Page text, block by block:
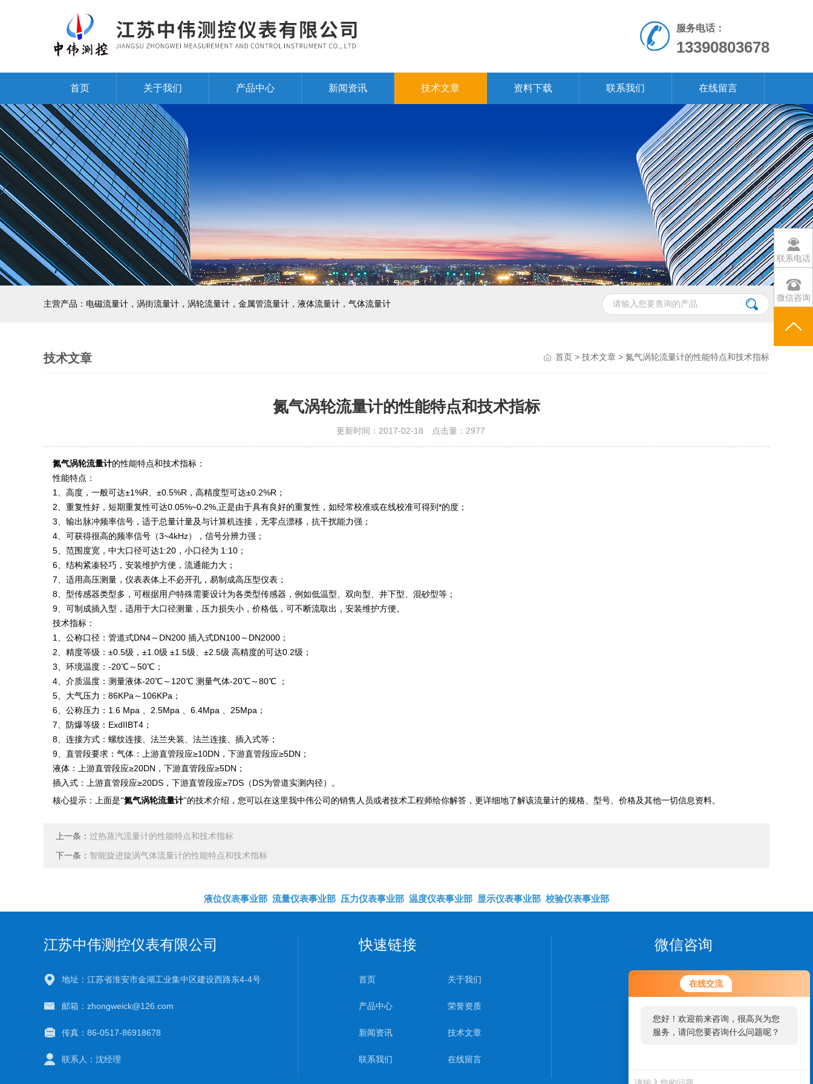
在线交流
您好！欢迎前来咨询，很高兴为您
服务，请问您要咨询什么问题呢？
服务电话：
13390803678
首页 关于我们 产品中心 新闻资讯 技术文章 资料下载 联系我们 在线留言
主营产品：电磁流量计，涡街流量计，涡轮流量计，金属管流量计，液体流量计，气体流量计
技术文章 首页 > 技术文章 > 氮气涡轮流量计的性能特点和技术指标
氮气涡轮流量计的性能特点和技术指标
更新时间：2017-02-18 点击量： 2977
氮气涡轮流量计的性能特点和技术指标 ：
性能特点：
1、高度，一般可达±1%R、±0.5%R，高精度型可达±0.2%R；
2、重复性好，短期重复性可达0.05%~0.2%,正是由于具有良好的重复性，如经常校准或在线校准可得到*的度；
3、输出脉冲频率信号，适于总量计量及与计算机连接，无零点漂移，抗干扰能力强；
4、可获得很高的频率信号（3~4kHz），信号分辨力强；
5、范围度宽，中大口径可达1:20，小口径为 1:10；
6、结构紧凑轻巧，安装维护方便，流通能力大；
7、适用高压测量，仪表表体上不必开孔，易制成高压型仪表；
8、型传感器类型多，可根据用户特殊需要设计为各类型传感器，例如低温型、双向型、井下型、混砂型等；
9、可制成插入型，适用于大口径测量，压力损失小，价格低，可不断流取出，安装维护方便。
技术指标：
1、公称口径：管道式DN4～DN200 插入式DN100～DN2000；
2、精度等级：±0.5级，±1.0级 ±1.5级、±2.5级 高精度的可达0.2级；
3、环境温度：-20℃～50℃；
4、介质温度：测量液体-20℃～120℃ 测量气体-20℃～80℃ ；
5、大气压力：86KPa～106KPa；
6、公称压力：1.6 Mpa 、2.5Mpa 、6.4Mpa 、25Mpa；
7、防爆等级：ExdIIBT4；
8、连接方式：螺纹连接、法兰夹装、法兰连接、插入式等；
9、直管段要求：气体：上游直管段应≥10DN，下游直管段应≥5DN；
液体：上游直管段应≥20DN，下游直管段应≥5DN；
插入式：上游直管段应≥20DS，下游直管段应≥7DS（DS为管道实测内径）。
核心提示：上面是“氮气涡轮流量计"的技术介绍，您可以在这里我中伟公司的销售人员或者技术工程师给你解答，更详细地了解该流量计的规格、型号、价格及其他一切信息资料。
上一条： 过热蒸汽流量计的性能特点和技术指标
下一条： 智能旋进旋涡气体流量计的性能特点和技术指标
液位仪表事业部 流量仪表事业部 压力仪表事业部 温度仪表事业部 显示仪表事业部 校验仪表事业部
江苏中伟测控仪表有限公司
地址：江苏省淮安市金湖工业集中区建设西路东4-4号
邮箱：zhongweick@126.com
传真：86-0517-86918678
联系人：沈经理
快速链接
首页 关于我们
产品中心 荣誉资质
新闻资讯 技术文章
联系我们 在线留言
微信咨询
联系电话
微信咨询